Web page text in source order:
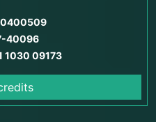
40096
1030 09173